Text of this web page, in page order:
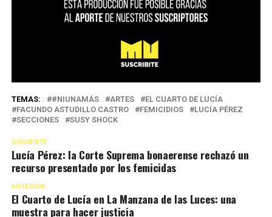
TEMAS: #NIUNAMÁS ARTES
EL CUARTO DE LUCÍA
FACUNDO ASTUDILLO CASTRO
FEMICIDIOS
LUCÍA PÉREZ
SECCIONES
SUSY SHOCK
SIGUIENTE
Lucía Pérez: la Corte Suprema bonaerense rechazó un
recurso presentado por los femicidas
ANTERIOR
El Cuarto de Lucía en La Manzana de las Luces: una
muestra para hacer justicia